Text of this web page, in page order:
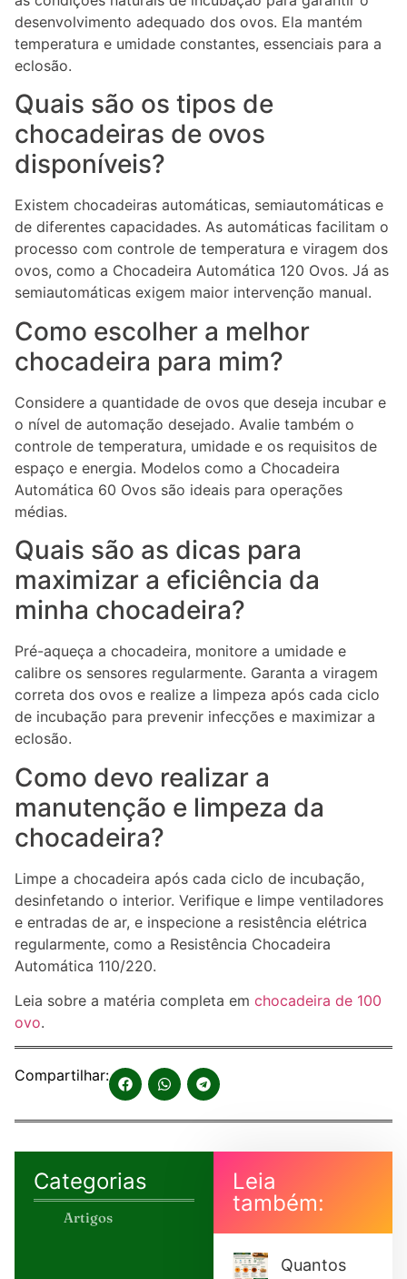
desenvolvimento adequado dos ovos. Ela mantém
temperatura e umidade constantes, essenciais para a
eclosão.
Quais são os tipos de
chocadeiras de ovos
disponíveis?
Existem chocadeiras automáticas, semiautomáticas e
de diferentes capacidades. As automáticas facilitam o
processo com controle de temperatura e viragem dos
ovos, como a Chocadeira Automática 120 Ovos. Já as
semiautomáticas exigem maior intervenção manual.
Como escolher a melhor
chocadeira para mim?
Considere a quantidade de ovos que deseja incubar e
o nível de automação desejado. Avalie também o
controle de temperatura, umidade e os requisitos de
espaço e energia. Modelos como a Chocadeira
Automática 60 Ovos são ideais para operações
médias.
Quais são as dicas para
maximizar a eficiência da
minha chocadeira?
Pré-aqueça a chocadeira, monitore a umidade e
calibre os sensores regularmente. Garanta a viragem
correta dos ovos e realize a limpeza após cada ciclo
de incubação para prevenir infecções e maximizar a
eclosão.
Como devo realizar a
manutenção e limpeza da
chocadeira?
Limpe a chocadeira após cada ciclo de incubação,
desinfetando o interior. Verifique e limpe ventiladores
e entradas de ar, e inspecione a resistência elétrica
regularmente, como a Resistência Chocadeira
Automática 110/220.
Leia sobre a matéria completa em chocadeira de 100
ovo.
Compartilhar:
Categorias
Artigos
Leia
também:
Quantos